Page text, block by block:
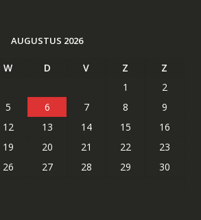
AUGUSTUS 2026
W D V Z
Z
1
2
5 6 7 8
9
12 13 14 15
16
19 20 21 22
23
26 27 28 29
30